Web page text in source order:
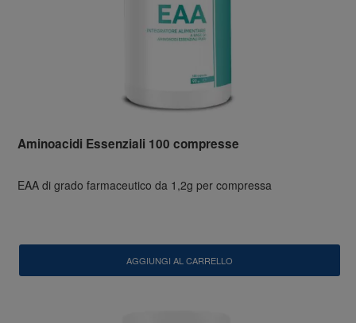
Aminoacidi Essenziali 100 compresse
EAA di grado farmaceutico da 1,2g per compressa
AGGIUNGI AL CARRELLO